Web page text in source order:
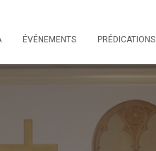
ÉVÉNEMENTS PRÉDICATIONS